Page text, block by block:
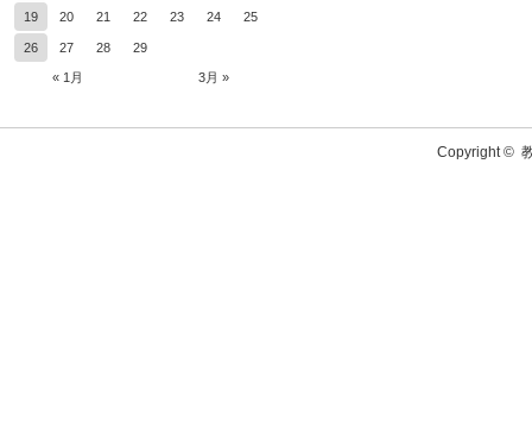
« 1月 3月 »
19 20 21 22 23 24 25
26 27 28 29
Copyright ©